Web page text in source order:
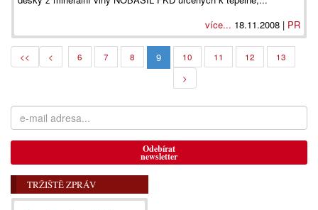
více... 18.11.2008 | PR
<< < 6 7 8 9 10 11 12
13
>
Odebírat
newsletter
TRŽIŠTĚ ZPRÁV